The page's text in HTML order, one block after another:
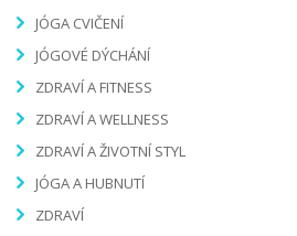
JÓGA CVIČENÍ
JÓGOVÉ DÝCHÁNÍ
ZDRAVÍ A FITNESS
ZDRAVÍ A WELLNESS
ZDRAVÍ A ŽIVOTNÍ STYL
JÓGA A HUBNUTÍ
ZDRAVÍ